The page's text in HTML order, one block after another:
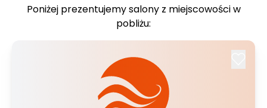
Poniżej prezentujemy salony z miejscowości w
pobliżu: